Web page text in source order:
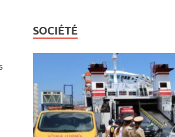
SOCIÉTÉ